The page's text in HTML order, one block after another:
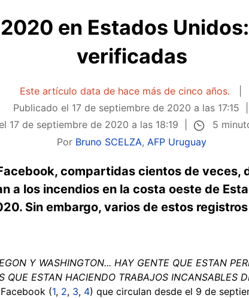
en Estados
verificadas
Este artículo data de hace más de cinco años.
Publicado el 17 de septiembre de 2020 a las 17:15
17 de septiembre de 2020 a las 18:19
5
Por Bruno SCELZA, AFP Uruguay
compartidas cientos de veces,
a los incendios en la costa oeste de
Sin embargo, varios de estos
Y WASHINGTON... HAY GENTE QUE ESTAN
QUE ESTAN HACIENDO TRABAJOS INCANSABLES
(1, 2, 3, 4) que circulan desde el 9 de